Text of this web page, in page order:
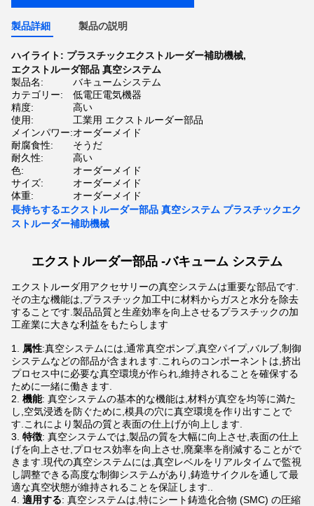
製品詳細 製品の説明
ハイライト: プラスチックエクストルーダー補助機械,
エクストルーダ部品 真空システム
製品名:
バキュームシステム
カテゴリー:
低電圧電気機器
精度:
高い
使用:
工業用 エクストルーダー部品
メインパワー:オーダーメイド
耐腐食性:
そうだ
耐久性:
高い
色:
オーダーメイド
サイズ:
オーダーメイド
体重:
オーダーメイド
長持ちするエクストルーダー部品 真空システム プラスチックエク
ストルーダー補助機械
エクストルーダー部品 -バキューム システム
エクストルーダ用アクセサリーの真空システムは重要な部品です.
その主な機能は,プラスチック加工中に材料からガスと水分を除去
することです.製品品質と生産効率を向上させるプラスチックの加
工産業に大きな利益をもたらします
属性:真空システムには,通常真空ポンプ,真空パイプ,バルブ,制御
システムなどの部品が含まれます.これらのコンポーネントは,挤出
プロセス中に必要な真空環境が作られ,維持されることを確保する
ために一緒に働きます.
機能: 真空システムの基本的な機能は,材料が真空を均等に満た
し,空気浸透を防ぐために,模具の穴に真空環境を作り出すことで
す.これにより製品の質と表面の仕上げが向上します.
特徴: 真空システムでは,製品の質を大幅に向上させ,表面の仕上
げを向上させ,プロセス効率を向上させ,廃棄率を削減することがで
きます.現代の真空システムには,真空レベルをリアルタイムで監視
し調整できる高度な制御システムがあり,鋳造サイクルを通して最
適な真空状態が維持されることを保証します..
適用する: 真空システムは,特にシート鋳造化合物 (SMC) の圧縮